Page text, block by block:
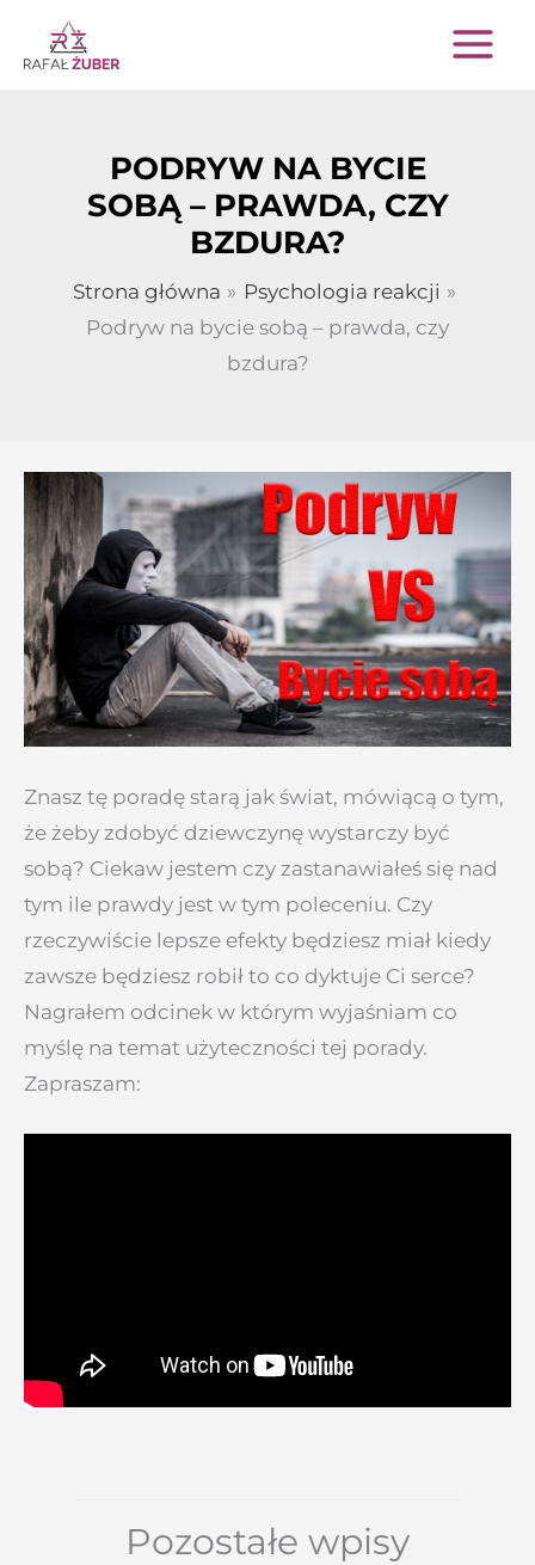
Przejdź
do
PODRYW NA BYCIE
SOBĄ – PRAWDA, CZY
BZDURA?
Strona główna
Psychologia reakcji
Podryw na bycie sobą – prawda, czy
bzdura?
Znasz tę poradę starą jak świat, mówiącą o tym,
że żeby zdobyć dziewczynę wystarczy być
sobą? Ciekaw jestem czy zastanawiałeś się nad
tym ile prawdy jest w tym poleceniu. Czy
rzeczywiście lepsze efekty będziesz miał kiedy
zawsze będziesz robił to co dyktuje Ci serce?
Nagrałem odcinek w którym wyjaśniam co
myślę na temat użyteczności tej porady.
Zapraszam:
Pozostałe wpisy